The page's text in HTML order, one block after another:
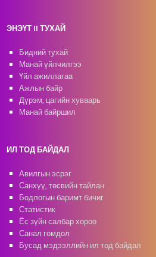
ЭНЭҮТ II ТУХАЙ
Бидний тухай
Манай үйлчилгээ
Үйл ажиллагаа
Ажлын байр
Дүрэм, цагийн хуваарь
Манай байршил
ИЛ ТОД БАЙДАЛ
Авилгын эсрэг
Санхүү, төсвийн тайлан
Бодлогын баримт бичиг
Статистик
Ёс зүйн салбар хороо
Санал гомдол
Бусад мэдээллийн ил тод байдал